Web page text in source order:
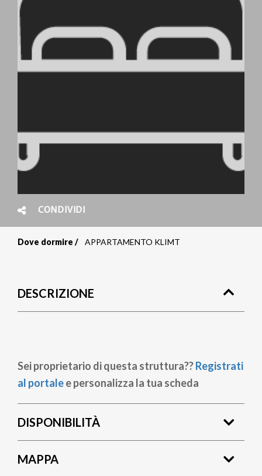
CONDIVIDI
pane
Dove dormire APPARTAMENTO KLIMT
DESCRIZIONE
Sei proprietario di questa struttura??Registrati
al portalee personalizza la tua scheda
DISPONIBILITÀ
MAPPA